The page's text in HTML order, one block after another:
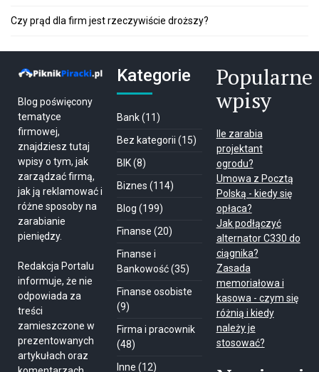
Czy prąd dla firm jest rzeczywiście droższy?
Blog poświęcony
tematyce
firmowej,
znajdziesz tutaj
wpisy o tym, jak
zarządzać firmą,
jak ją reklamować i
różne sposoby na
zarabianie
pieniędzy.
Redakcja Portalu
informuje, że nie
odpowiada za
treści
zamieszczone w
prezentowanych
artykułach oraz
Kategorie
Bank(11)
Bez kategorii (15)
BIK(8)
Biznes (114)
Blog (199)
Finanse (20)
Finanse i
Bankowość(35)
Finanse osobiste
(9)
Firma i pracownik
(48)
Inne (12)
Popularne
wpisy
Ile zarabia
projektant
ogrodu?
Umowa z Pocztą
Polską - kiedy się
opłaca?
Jak podłączyć
alternator C330 do
ciągnika?
Zasada
memoriałowa i
kasowa - czym się
różnią i kiedy
należy je
stosować?